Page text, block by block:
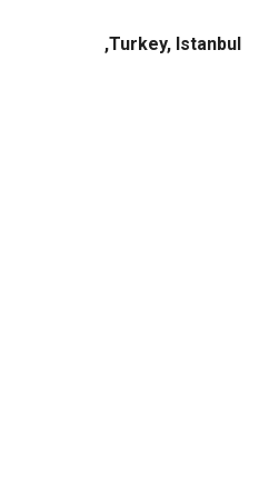
بالتأكيد بالتحدث معه ومع فريقه.
Turkey,